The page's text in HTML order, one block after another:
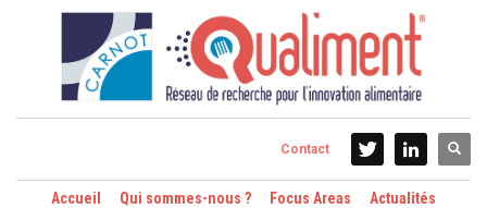
Contact
Accueil Qui sommes-nous ? Focus Areas Actualités